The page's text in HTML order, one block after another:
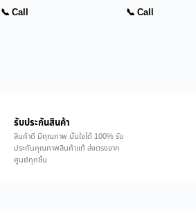
📞 Call 📞 Call
รับประกันสินค้า
สินค้าดี มีคุณภาพ มั่นใจได้ 100% รับ
ประกันคุณภาพสินค้าแท้ ส่งตรงจาก
ศูนย์ทุกชิ้น